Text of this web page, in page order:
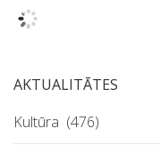
AKTUALITĀTES
Kultūra (476)